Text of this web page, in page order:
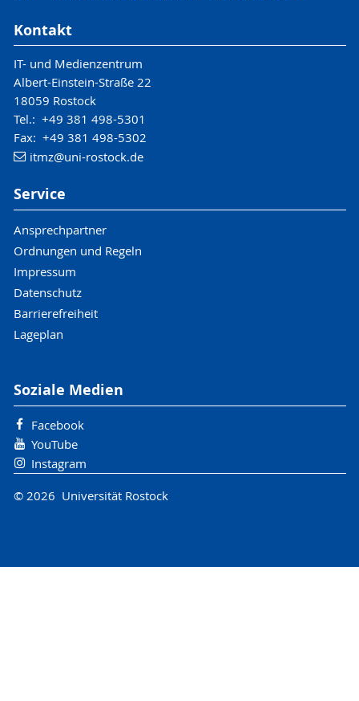
Kontakt
IT- und Medienzentrum
Albert-Einstein-Straße 22
18059 Rostock
Tel.: +49 381 498-5301
Fax: +49 381 498-5302
itmz@uni-rostock.de
Service
Ansprechpartner
Ordnungen und Regeln
Impressum
Datenschutz
Barrierefreiheit
Lageplan
Soziale Medien
Facebook
YouTube
Instagram
© 2026 Universität Rostock